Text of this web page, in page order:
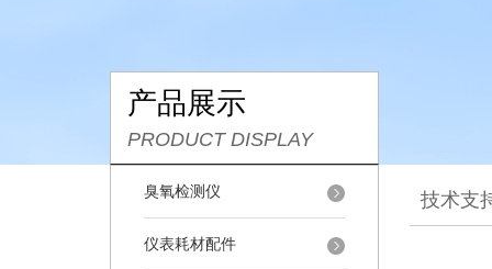
产品展示
PRODUCT DISPLAY
臭氧检测仪
仪表耗材配件
技术支